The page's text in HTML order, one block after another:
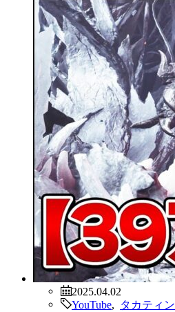
2025.04.02
YouTube
タカティン